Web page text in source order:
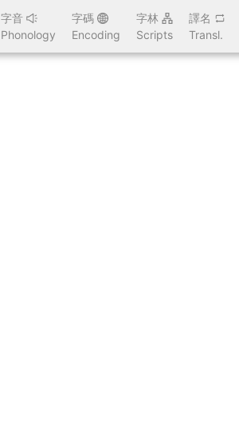
字音
Phonology
字碼
Encoding
字林
Scripts
譯名
Transl.